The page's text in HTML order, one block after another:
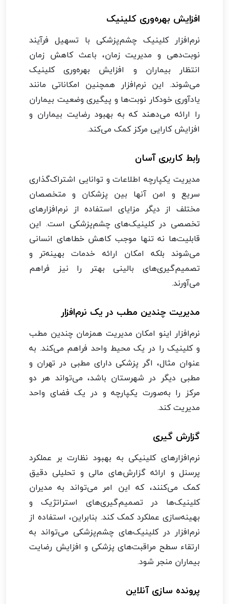
افزایش بهره‌وری کلینیک
نرم‌افزار کلینیک چشم‌پزشکی با تسهیل فرآیند
نوبت‌دهی و مدیریت زمان، باعث کاهش زمان
انتظار بیماران و افزایش بهره‌وری کلینیک
می‌شوند. این نرم‌افزار همچنین امکاناتی مانند
یادآوری خودکار نوبت‌ها و پیگیری وضعیت بیماران
را ارائه می‌دهند که به بهبود رضایت بیماران و
افزایش کارایی مرکز کمک می‌کند.
رابط کاربری آسان
مدیریت یکپارچه اطلاعات و توانایی اشتراک‌گذاری
سریع و امن آنها بین پزشکان و متخصصان
مختلف از دیگر مزایای استفاده از نرم‌افزارهای
تخصصی در کلینیک‌های چشم‌پزشکی است. این
قابلیت‌ها نه تنها موجب کاهش خطاهای انسانی
می‌شوند بلکه امکان ارائه خدمات بهینه‌تر و
تصمیم‌گیری‌های بالینی بهتر را نیز فراهم
می‌آورند.
مدیریت چندین مطب در یک نرم‌افزار
نرم‌افزار اینو امکان مدیریت همزمان چندین مطب
و کلینیک را در یک محیط واحد فراهم می‌کند. به
عنوان مثال، اگر پزشکی دارای مطبی در تهران و
مطبی دیگر در شهرستان باشد، می‌تواند هر دو
مرکز را به‌صورت یکپارچه و در یک فضای واحد
مدیریت کند.
گزارش گیری
نرم‌افزارهای کلینیکی به بهبود نظارت بر عملکرد
پرسنل و ارائه گزارش‌های مالی و تحلیلی دقیق
کمک می‌کنند، که این امر می‌تواند به مدیران
کلینیک‌ها در تصمیم‌گیری‌های استراتژیک و
بهینه‌سازی عملکرد کمک کند. بنابراین، استفاده از
نرم‌افزار در کلینیک‌های چشم‌پزشکی می‌تواند به
ارتقاء سطح مراقبت‌های پزشکی و افزایش رضایت
بیماران منجر شود.
پرونده سازی آنلاین